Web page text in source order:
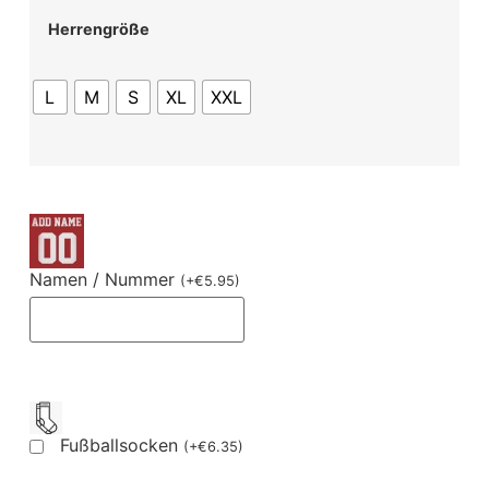
Herrengröße
L M S XL XXL
Namen / Nummer (+€5.95)
Fußballsocken (+€6.35)